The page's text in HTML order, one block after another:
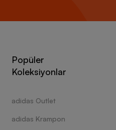
Popüler
Koleksiyonlar
adidas Outlet
adidas Krampon